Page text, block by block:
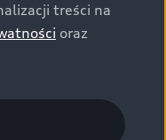
wymagania
zgodne z
wydanymi wg
wszystkim
Volkswagen sieci
treści na
oraz